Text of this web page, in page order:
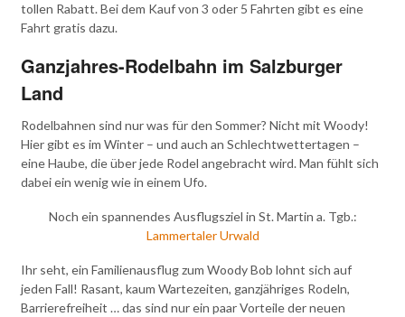
tollen Rabatt. Bei dem Kauf von 3 oder 5 Fahrten gibt es eine
Fahrt gratis dazu.
Ganzjahres-Rodelbahn im Salzburger
Land
Rodelbahnen sind nur was für den Sommer? Nicht mit Woody!
Hier gibt es im Winter – und auch an Schlechtwettertagen –
eine Haube, die über jede Rodel angebracht wird. Man fühlt sich
dabei ein wenig wie in einem Ufo.
Noch ein spannendes Ausflugsziel in St. Martin a. Tgb.:
Lammertaler Urwald
Ihr seht, ein Familienausflug zum Woody Bob lohnt sich auf
jeden Fall! Rasant, kaum Wartezeiten, ganzjähriges Rodeln,
Barrierefreiheit … das sind nur ein paar Vorteile der neuen